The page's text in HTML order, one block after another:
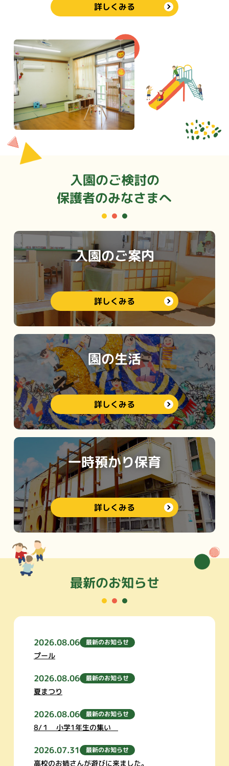
詳しくみる
入園のご検討の
保護者のみなさまへ
入園のご案内
詳しくみる
園の生活
詳しくみる
一時預かり保育
詳しくみる
最新のお知らせ
2026.08.06 最新のお知らせ
プール
2026.08.06 最新のお知らせ
夏まつり
2026.08.06 最新のお知らせ
8/１ 小学1年生の集い
2026.07.31 最新のお知らせ
高校のお姉さんが遊びに来ました。